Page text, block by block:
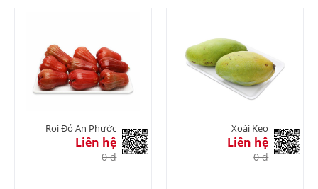
Roi Đỏ An Phước
Liên hệ
0 đ
Xoài Keo
Liên hệ
0 đ